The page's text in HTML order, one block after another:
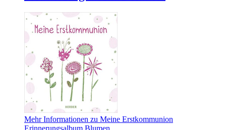
Mehr Informationen zu Meine Erstkommunion